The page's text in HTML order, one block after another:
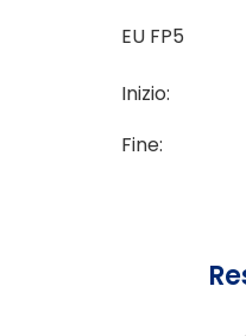
EU FP5
Inizio:
Fine: